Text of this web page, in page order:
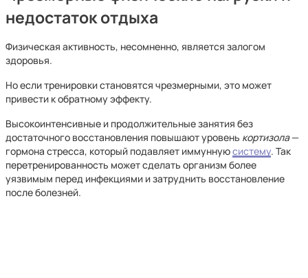
недостаток отдыха
Физическая активность, несомненно, является залогом
здоровья.
Но если тренировки становятся чрезмерными, это может
привести к обратному эффекту.
Высокоинтенсивные и продолжительные занятия без
достаточного восстановления повышают уровень кортизола—
гормона стресса, который подавляет иммуннуюсистему. Так
перетренированность может сделать организм более
уязвимым перед инфекциями и затруднить восстановление
после болезней.